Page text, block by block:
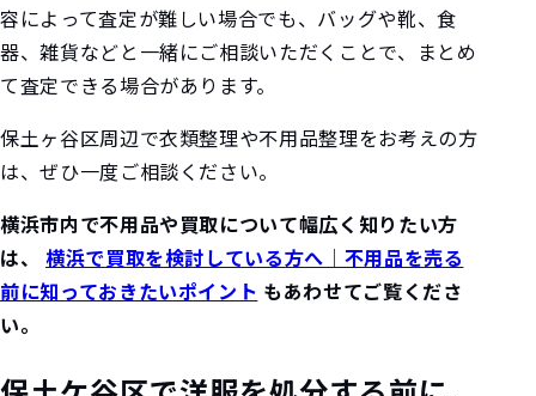
容によって査定が難しい場合でも、バッグや靴、食
器、雑貨などと一緒にご相談いただくことで、まとめ
て査定できる場合があります。
保土ヶ谷区周辺で衣類整理や不用品整理をお考えの方
は、ぜひ一度ご相談ください。
横浜市内で不用品や買取について幅広く知りたい方
は、 横浜で買取を検討している方へ｜不用品を売る
前に知っておきたいポイント もあわせてご覧くださ
い。